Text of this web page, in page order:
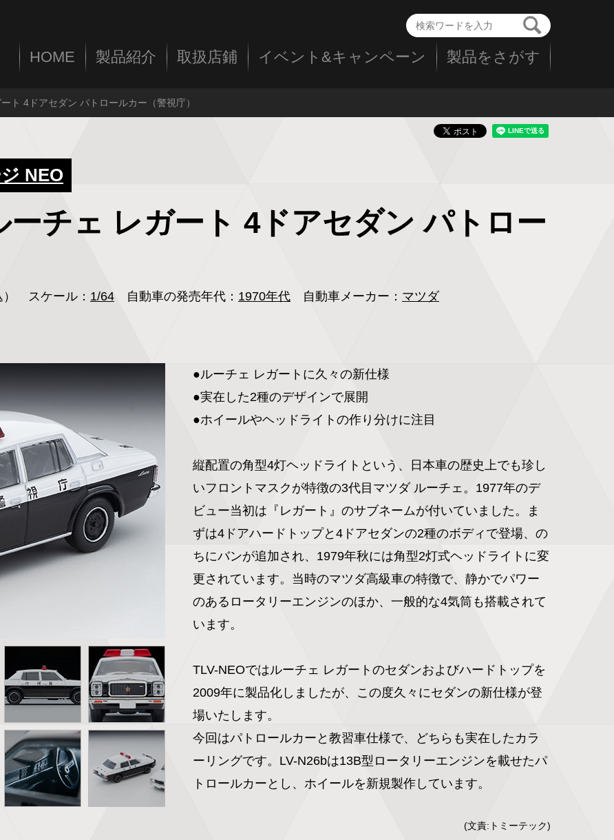
HOME 製品紹介 取扱店鋪 イベント&キャンペーン 製品をさがす
ト 4ドアセダン パトロールカー（警視庁）
NEO
ーチェ レガート 4ドアセダン パトロー
） スケール： 1/64 自動車の発売年代： 1970年代 自動車メーカー： マツダ
●ルーチェ レガートに久々の新仕様
●実在した2種のデザインで展開
●ホイールやヘッドライトの作り分けに注目
縦配置の角型4灯ヘッドライトという、日本車の歴史上でも珍し
いフロントマスクが特徴の3代目マツダ ルーチェ。1977年のデ
ビュー当初は『レガート』のサブネームが付いていました。ま
ずは4ドアハードトップと4ドアセダンの2種のボディで登場、の
ちにバンが追加され、1979年秋には角型2灯式ヘッドライトに変
更されています。当時のマツダ高級車の特徴で、静かでパワー
のあるロータリーエンジンのほか、一般的な4気筒も搭載されて
います。
TLV-NEOではルーチェ レガートのセダンおよびハードトップを
2009年に製品化しましたが、この度久々にセダンの新仕様が登
場いたします。
今回はパトロールカーと教習車仕様で、どちらも実在したカラ
ーリングです。LV-N26bは13B型ロータリーエンジンを載せたパ
トロールカーとし、ホイールを新規製作しています。
(文責:トミーテック)